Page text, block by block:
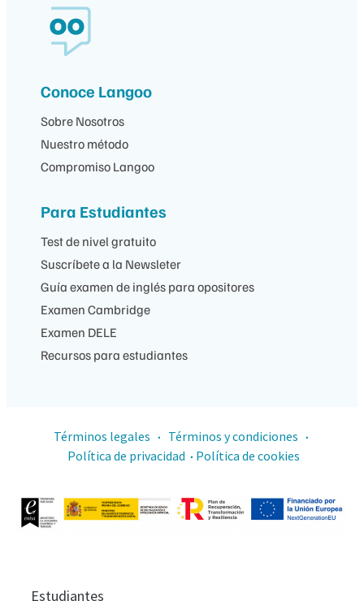
Conoce Langoo
Sobre Nosotros
Nuestro método
Compromiso Langoo
Para Estudiantes
Test de nivel gratuito
Suscríbete a la Newsleter
Guía examen de inglés para opositores
Examen Cambridge
Examen DELE
Recursos para estudiantes
Términos legales · Términos y condiciones ·
Política de privacidad · Política de cookies
Estudiantes